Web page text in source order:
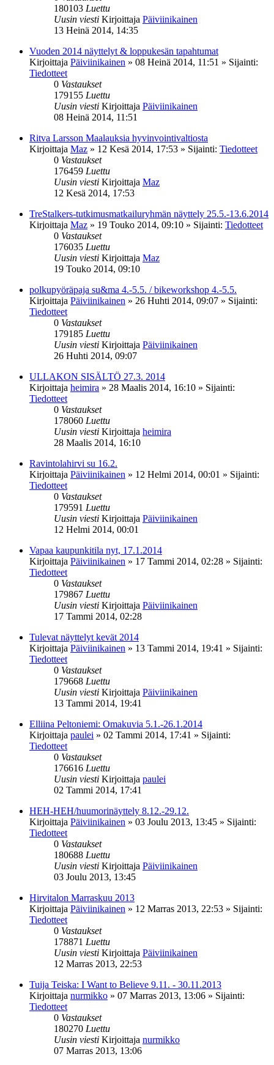
180103 Luettu
Uusin viesti Kirjoittaja Päiviinikainen
13 Heinä 2014, 14:35
Vuoden 2014 näyttelyt & loppukesän tapahtumat
Kirjoittaja Päiviinikainen » 08 Heinä 2014, 11:51 » Sijainti:
Tiedotteet
0 Vastaukset
179155 Luettu
Uusin viesti Kirjoittaja Päiviinikainen
08 Heinä 2014, 11:51
Ritva Larsson Maalauksia hyvinvointivaltiosta
Kirjoittaja Maz » 12 Kesä 2014, 17:53 » Sijainti: Tiedotteet
0 Vastaukset
176459 Luettu
Uusin viesti Kirjoittaja Maz
12 Kesä 2014, 17:53
TreStalkers-tutkimusmatkailuryhmän näyttely 25.5.-13.6.2014
Kirjoittaja Maz » 19 Touko 2014, 09:10 » Sijainti: Tiedotteet
0 Vastaukset
176035 Luettu
Uusin viesti Kirjoittaja Maz
19 Touko 2014, 09:10
polkupyöräpaja su&ma 4.-5.5. / bikeworkshop 4.-5.5.
Kirjoittaja Päiviinikainen » 26 Huhti 2014, 09:07 » Sijainti:
Tiedotteet
0 Vastaukset
179185 Luettu
Uusin viesti Kirjoittaja Päiviinikainen
26 Huhti 2014, 09:07
ULLAKON SISÄLTÖ 27.3. 2014
Kirjoittaja heimira » 28 Maalis 2014, 16:10 » Sijainti:
Tiedotteet
0 Vastaukset
178060 Luettu
Uusin viesti Kirjoittaja heimira
28 Maalis 2014, 16:10
Ravintolahirvi su 16.2.
Kirjoittaja Päiviinikainen » 12 Helmi 2014, 00:01 » Sijainti:
Tiedotteet
0 Vastaukset
179591 Luettu
Uusin viesti Kirjoittaja Päiviinikainen
12 Helmi 2014, 00:01
Vapaa kaupunkitila nyt, 17.1.2014
Kirjoittaja Päiviinikainen » 17 Tammi 2014, 02:28 » Sijainti:
Tiedotteet
0 Vastaukset
179867 Luettu
Uusin viesti Kirjoittaja Päiviinikainen
17 Tammi 2014, 02:28
Tulevat näyttelyt kevät 2014
Kirjoittaja Päiviinikainen » 13 Tammi 2014, 19:41 » Sijainti:
Tiedotteet
0 Vastaukset
179668 Luettu
Uusin viesti Kirjoittaja Päiviinikainen
13 Tammi 2014, 19:41
Elliina Peltoniemi: Omakuvia 5.1.-26.1.2014
Kirjoittaja paulei » 02 Tammi 2014, 17:41 » Sijainti:
Tiedotteet
0 Vastaukset
176616 Luettu
Uusin viesti Kirjoittaja paulei
02 Tammi 2014, 17:41
HEH-HEH/huumorinäyttely 8.12.-29.12.
Kirjoittaja Päiviinikainen » 03 Joulu 2013, 13:45 » Sijainti:
Tiedotteet
0 Vastaukset
180688 Luettu
Uusin viesti Kirjoittaja Päiviinikainen
03 Joulu 2013, 13:45
Hirvitalon Marraskuu 2013
Kirjoittaja Päiviinikainen » 12 Marras 2013, 22:53 » Sijainti:
Tiedotteet
0 Vastaukset
178871 Luettu
Uusin viesti Kirjoittaja Päiviinikainen
12 Marras 2013, 22:53
Tuija Teiska: I Want to Believe 9.11. - 30.11.2013
Kirjoittaja nurmikko » 07 Marras 2013, 13:06 » Sijainti:
Tiedotteet
0 Vastaukset
180270 Luettu
Uusin viesti Kirjoittaja nurmikko
07 Marras 2013, 13:06